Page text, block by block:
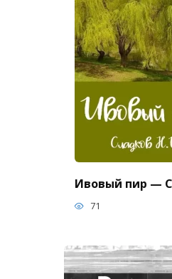
Ивовый пир —
71